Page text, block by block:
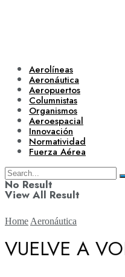
Aerolíneas
Aeronáutica
Aeropuertos
Columnistas
Organismos
Aeroespacial
Innovación
Normatividad
Fuerza Aérea
No Result
View All Result
Home Aeronáutica
VUELVE A